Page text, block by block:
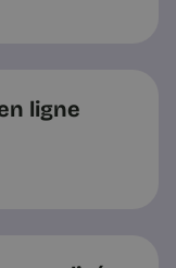
ligne